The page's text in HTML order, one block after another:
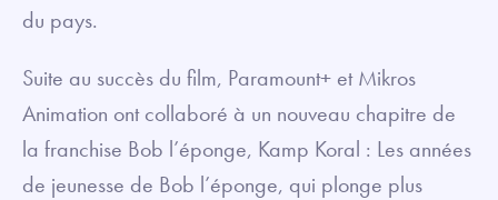
du pays.
Suite au succès du film, Paramount+ et Mikros
Animation ont collaboré à un nouveau chapitre de
la franchise Bob l’éponge, Kamp Koral : Les années
de jeunesse de Bob l’éponge, qui plonge plus